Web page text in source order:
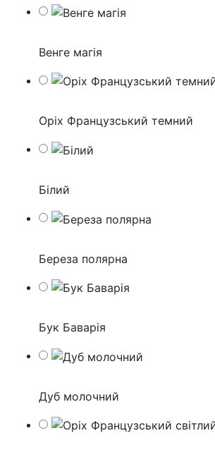
Венге магія
Оріх Французський темний
Білий
Береза полярна
Бук Баварія
Дуб молочний